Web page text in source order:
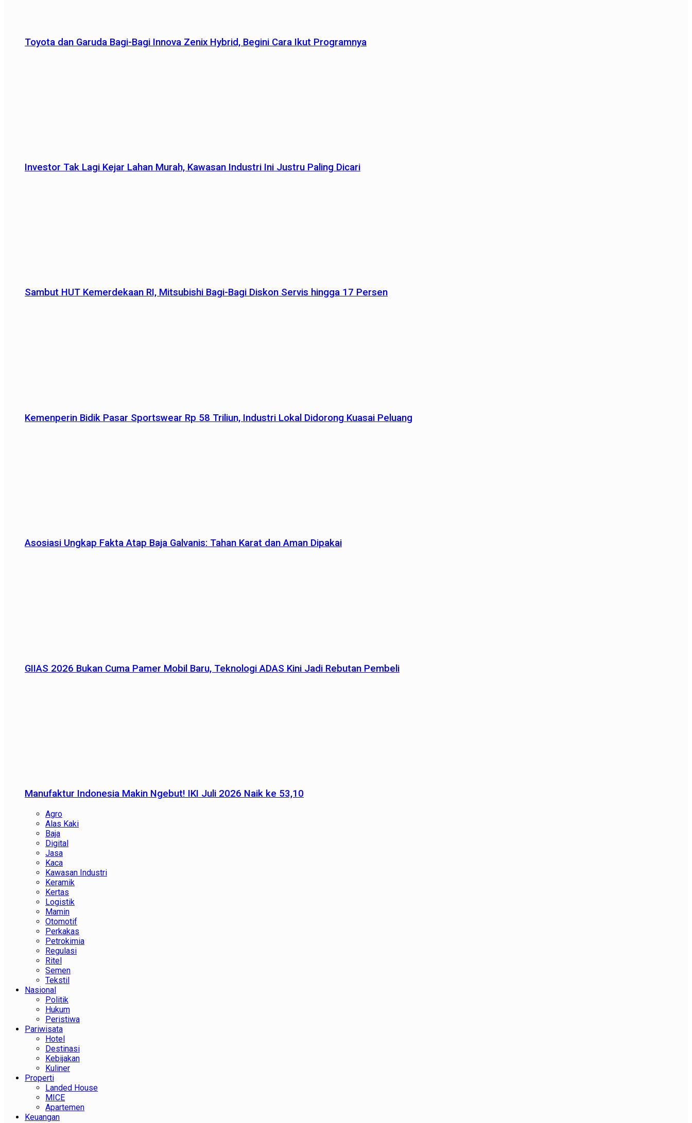
Toyota dan Garuda Bagi-Bagi Innova Zenix Hybrid, Begini Cara Ikut Programnya
Investor Tak Lagi Kejar Lahan Murah, Kawasan Industri Ini Justru Paling Dicari
Sambut HUT Kemerdekaan RI, Mitsubishi Bagi-Bagi Diskon Servis hingga 17 Persen
Kemenperin Bidik Pasar Sportswear Rp 58 Triliun, Industri Lokal Didorong Kuasai Peluang
Asosiasi Ungkap Fakta Atap Baja Galvanis: Tahan Karat dan Aman Dipakai
GIIAS 2026 Bukan Cuma Pamer Mobil Baru, Teknologi ADAS Kini Jadi Rebutan Pembeli
Manufaktur Indonesia Makin Ngebut! IKI Juli 2026 Naik ke 53,10
Agro
Alas Kaki
Baja
Digital
Jasa
Kaca
Kawasan Industri
Keramik
Kertas
Logistik
Mamin
Otomotif
Perkakas
Petrokimia
Regulasi
Ritel
Semen
Tekstil
Nasional
Politik
Hukum
Peristiwa
Pariwisata
Hotel
Destinasi
Kebijakan
Kuliner
Properti
Landed House
MICE
Apartemen
Keuangan